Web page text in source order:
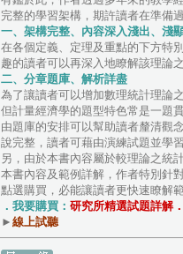
完整的學習架構，期許讀者在準備
一、架構完整、內容深入淺出、淺
在各個定義、定理及重點的下方特
趣的讀者可以再深入地瞭解該理論
二、分章題庫、解析詳盡
為了讓讀者可以增加數理統計理論
但計量經濟學的題型特色常是一題
由題庫的安排可以幫助讀者釐清觀
說完整，讀者可藉由演練試題並學
另，由於本書內容屬於較理論之統
本書內容及範例詳解，作者特別針
點選購買，必能讓讀者更快速瞭解
．我要購買： 研究所精選試題詳解
► 線上試聽